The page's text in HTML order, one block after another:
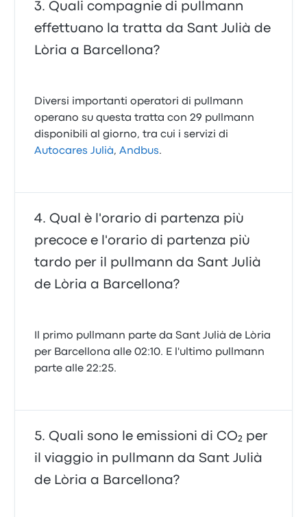
Quali compagnie di pullmann
effettuano la tratta da Sant Julià de
Lòria a Barcellona?
Diversi importanti operatori di pullmann
operano su questa tratta con 29 pullmann
disponibili al giorno, tra cui i servizi di
Autocares Julià,Andbus.
Qual è l'orario di partenza più
precoce e l'orario di partenza più
tardo per il pullmann da Sant Julià
de Lòria a Barcellona?
Il primo pullmann parte da Sant Julià de Lòria
per Barcellona alle 02:10. E l'ultimo pullmann
parte alle 22:25.
Quali sono le emissioni di CO₂ per
il viaggio in pullmann da Sant Julià
de Lòria a Barcellona?